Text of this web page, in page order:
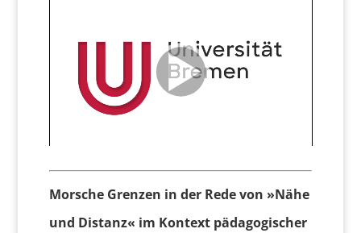
Morsche Grenzen in der Rede von »Nähe
und Distanz« im Kontext pädagogischer